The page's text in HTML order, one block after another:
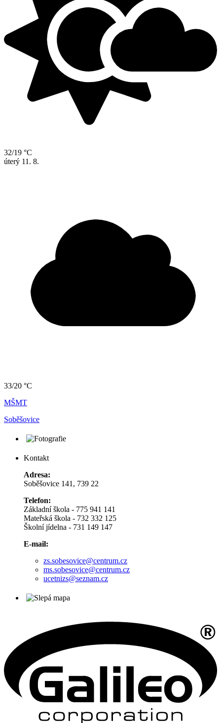
32/19 °C
úterý 11. 8.
33/20 °C
MŠMT
Soběšovice
Kontakt
Adresa:
Soběšovice 141, 739 22
Telefon:
Základní škola - 775 941 141
Mateřská škola - 732 332 125
Školní jídelna - 731 149 147
E-mail:
zs.sobesovice@centrum.cz
ms.sobesovice@centrum.cz
ucetnizs@seznam.cz